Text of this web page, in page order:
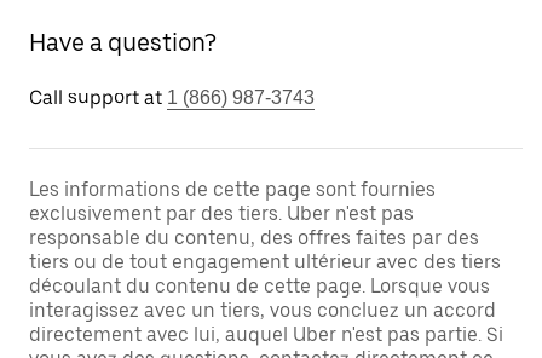
Have a question?
Call support at 1 (866) 987-3743
Les informations de cette page sont fournies
exclusivement par des tiers. Uber n'est pas
responsable du contenu, des offres faites par des
tiers ou de tout engagement ultérieur avec des tiers
découlant du contenu de cette page. Lorsque vous
interagissez avec un tiers, vous concluez un accord
directement avec lui, auquel Uber n'est pas partie. Si